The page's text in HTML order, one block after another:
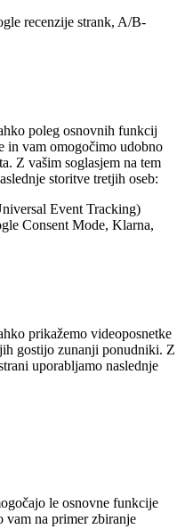
recenzije strank, A/B-
poleg osnovnih funkcij
in vam omogočimo udobno
Z vašim soglasjem na tem
storitve tretjih oseb:
Event Tracking)
Consent Mode, Klarna,
prikažemo videoposnetke
gostijo zunanji ponudniki. Z
uporabljamo naslednje
le osnovne funkcije
vam na primer zbiranje